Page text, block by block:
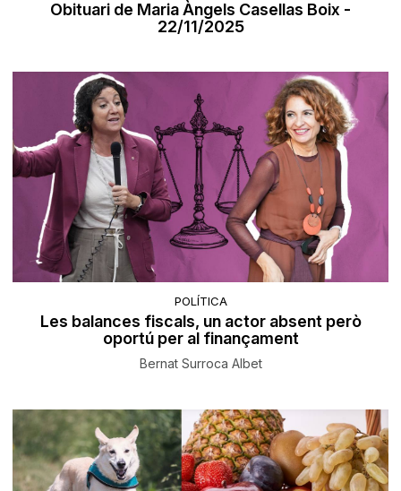
Obituari de Maria Àngels Casellas Boix -
22/11/2025
POLÍTICA
Les balances fiscals, un actor absent però
oportú per al finançament
Bernat Surroca Albet